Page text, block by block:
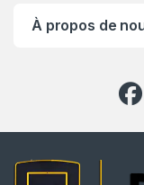
À propos de